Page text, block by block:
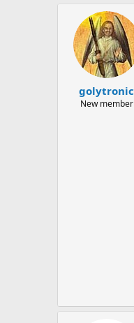
golytronic
New member